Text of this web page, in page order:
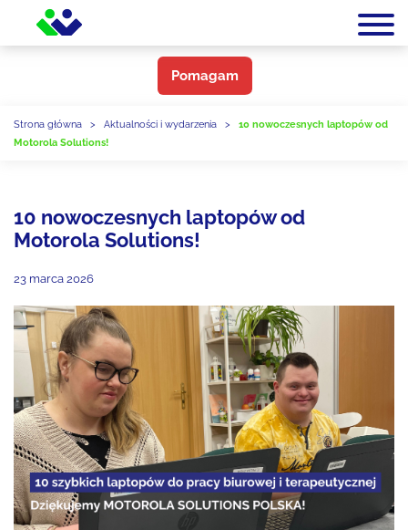
Pomagam
Strona główna > Aktualności i wydarzenia >
10 nowoczesnych laptopów od
Motorola Solutions!
10 nowoczesnych laptopów od
Motorola Solutions!
23 marca 2026